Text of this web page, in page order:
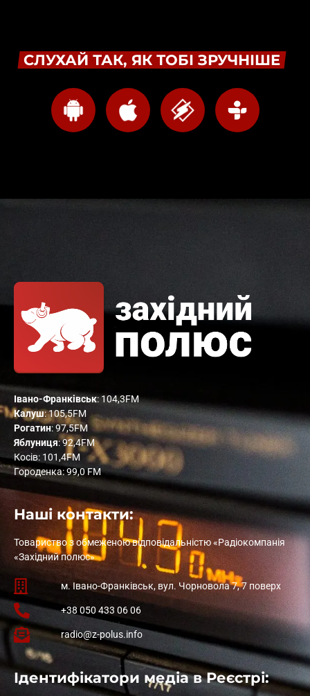
СЛУХАЙ ТАК, ЯК ТОБІ ЗРУЧНІШЕ
Івано-Франківськ: 104,3FM
Калуш: 105,5FM
Рогатин: 97,5FM
Яблуниця: 92,4FM
Косів: 101,4FM
Городенка: 99,0 FM
Наші контакти:
Товариство з обмеженою відповідальністю «Радіокомпанія
«Західний полюс»
м. Івано-Франківськ, вул. Чорновола 7, 7 поверх
+38 050 433 06 06
radio@z-polus.info
Ідентифікатори медіа в Реєстрі: